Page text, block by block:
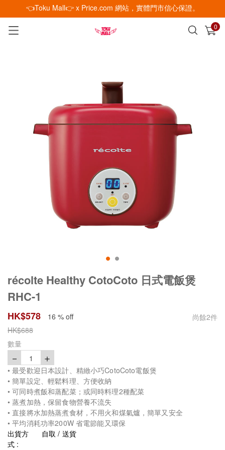
👈Toku Mall👉 x Price.com 網站，實體門市信心保證。
0
已加入購物車 查看
récolte Healthy CotoCoto 日式電飯煲
RHC-1
HK$578 16 % off 尚餘2件
HK$688
數量
－ 1 ＋
• 最受歡迎日本設計、精緻小巧CotoCoto電飯煲
• 簡單設定、輕鬆料理、方便收納
• 可同時煮飯和蒸配菜；或同時料理2種配菜
• 蒸煮加熱，保留食物營養不流失
• 直接將水加熱蒸煮食材，不用火和煤氣爐，簡單又安全
• 平均消耗功率200W 省電節能又環保
出貨方
式 :
自取 / 送貨